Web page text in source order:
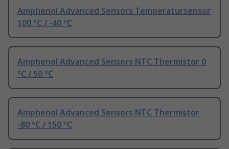
Amphenol Advanced Sensors Temperatursensor
100 °C / -40 °C
Amphenol Advanced Sensors NTC Thermistor 0
°C / 50 °C
Amphenol Advanced Sensors NTC Thermistor
-80 °C / 150 °C